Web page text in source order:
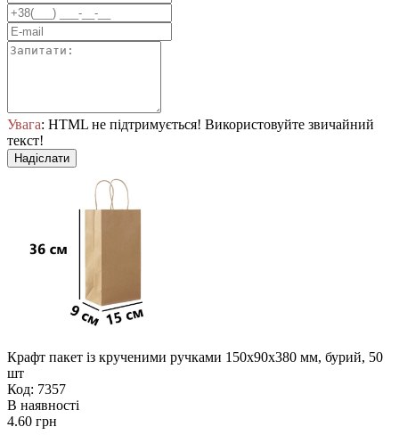
Увага: HTML не підтримується! Використовуйте звичайний
текст!
Надіслати
Крафт пакет із крученими ручками 150x90x380 мм, бурий, 50
шт
Код: 7357
В наявності
4.60 грн